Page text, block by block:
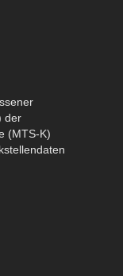
der
(MTS-K)